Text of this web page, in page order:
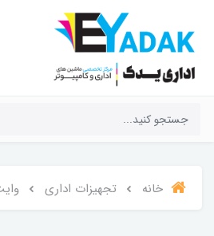
خانه تجهیزات اداری